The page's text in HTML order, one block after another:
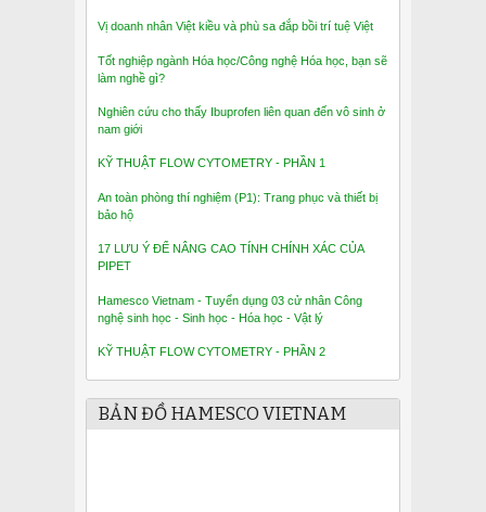
Vị doanh nhân Việt kiều và phù sa đắp bồi trí tuệ Việt
Tốt nghiệp ngành Hóa học/Công nghệ Hóa học, bạn sẽ
làm nghề gì?
Nghiên cứu cho thấy Ibuprofen liên quan đến vô sinh ở
nam giới
KỸ THUẬT FLOW CYTOMETRY - PHẦN 1
An toàn phòng thí nghiệm (P1): Trang phục và thiết bị
bảo hộ
17 LƯU Ý ĐỂ NÂNG CAO TÍNH CHÍNH XÁC CỦA
PIPET
Hamesco Vietnam - Tuyển dụng 03 cử nhân Công
nghệ sinh học - Sinh học - Hóa học - Vật lý
KỸ THUẬT FLOW CYTOMETRY - PHẦN 2
BẢN ĐỒ HAMESCO VIETNAM